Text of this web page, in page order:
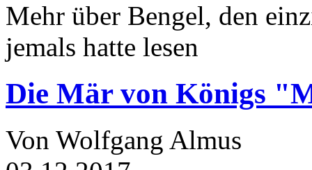
Mehr über Bengel, den
jemals hatte lesen
Die Mär von Königs
Von Wolfgang Almus